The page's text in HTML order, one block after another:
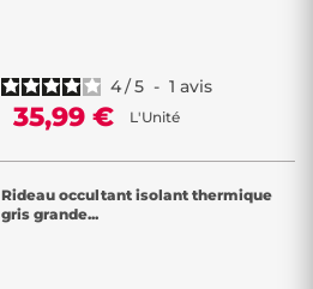
4/5 - 1 avis
35,99 € L'Unité
Rideau occultant isolant thermique
gris grande...